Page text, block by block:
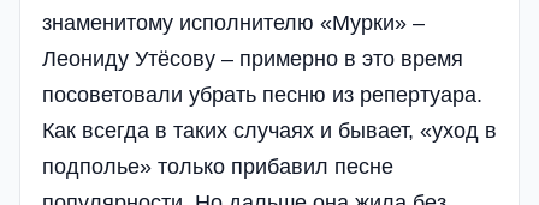
знаменитому исполнителю «Мурки» –
Леониду Утёсову – примерно в это время
посоветовали убрать песню из репертуара.
Как всегда в таких случаях и бывает, «уход в
подполье» только прибавил песне